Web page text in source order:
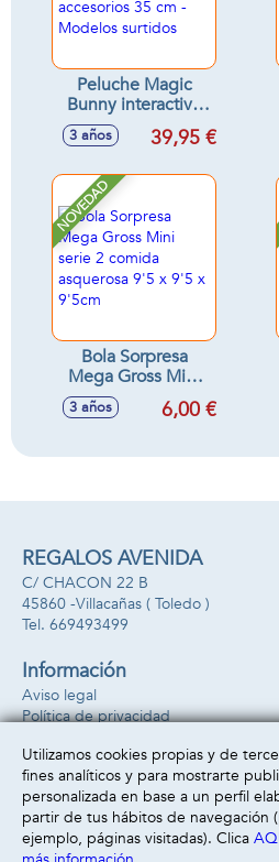
Peluche Magic
Bunny interactivo
con varita mágica y
accesorios 35 cm -
3 años 39,95 €
NOVEDAD
Bola Sorpresa
Mega Gross Mini
serie 2 comida
asquerosa 9'5 x 9'5
3 años 6,00 €
REGALOS AVENIDA
C/ CHACON 22 B
45860 -Villacañas ( Toledo )
669493499
Información
Aviso legal
Política de privacidad
Formas de pago
Utilizamos cookies propias y de
fines analíticos y para mostrarte
personalizada en base a un perfil
partir de tus hábitos de navegación
ejemplo, páginas visitadas). Clica